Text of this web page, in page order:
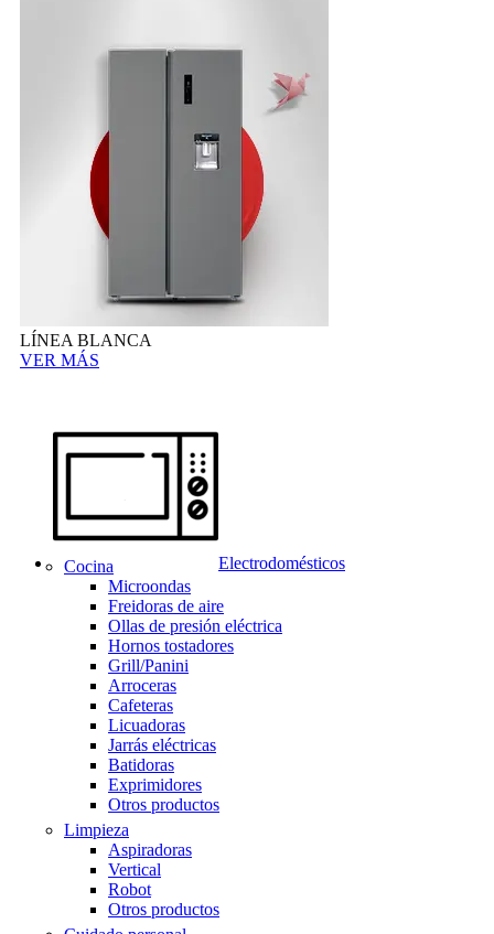
LÍNEA BLANCA
VER MÁS
Electrodomésticos
Cocina
Microondas
Freidoras de aire
Ollas de presión eléctrica
Hornos tostadores
Grill/Panini
Arroceras
Cafeteras
Licuadoras
Jarrás eléctricas
Batidoras
Exprimidores
Otros productos
Limpieza
Aspiradoras
Vertical
Robot
Otros productos